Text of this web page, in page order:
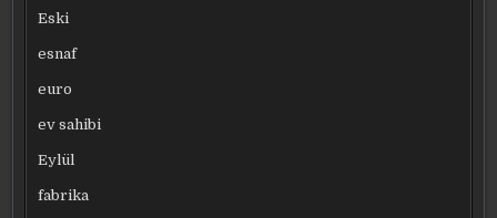
Eski
esnaf
euro
ev sahibi
Eylül
fabrika